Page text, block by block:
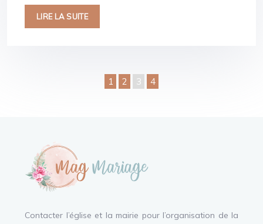
LIRE LA SUITE
1 2 3 4
Contacter l’église et la mairie pour l’organisation de la